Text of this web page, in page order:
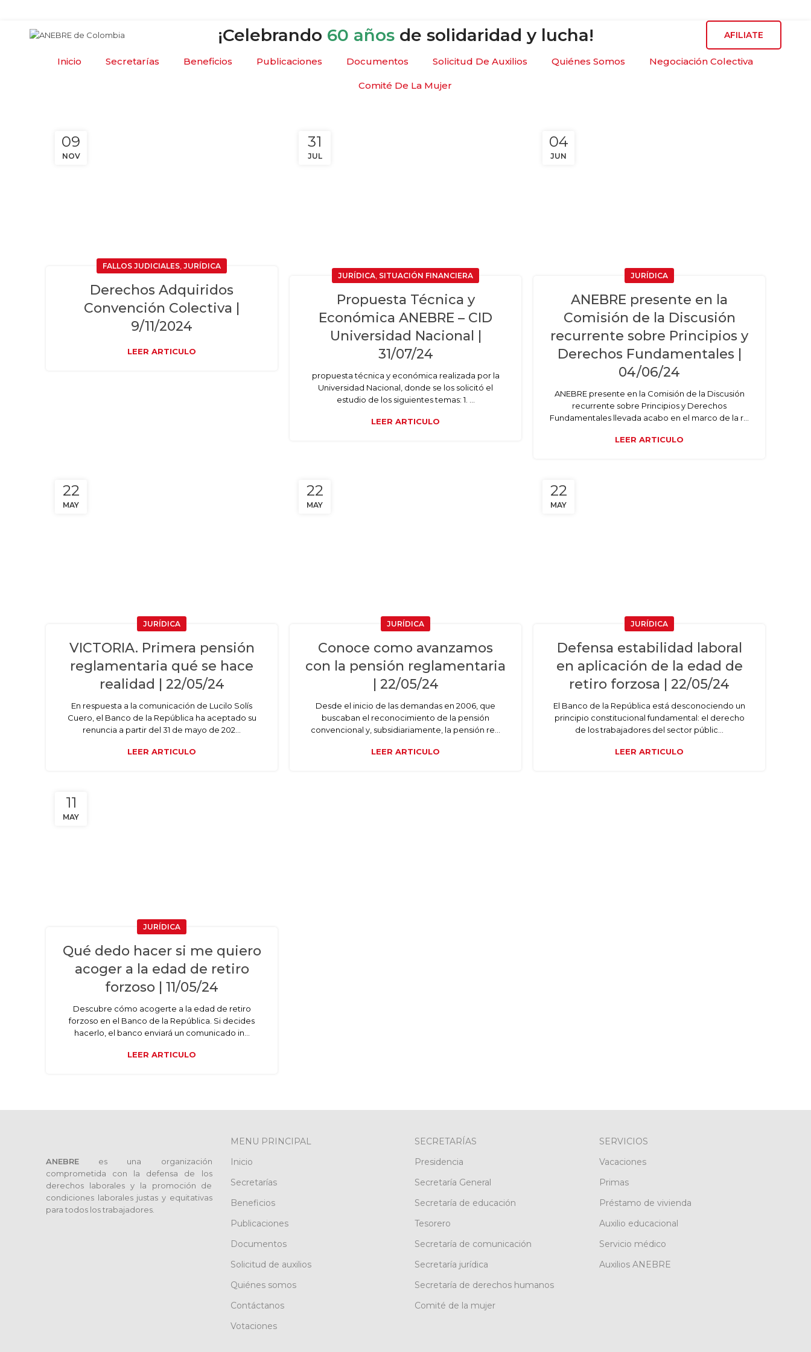
¡Celebrando 60 años de solidaridad y lucha! AFILIATE
Inicio Secretarías Beneficios Publicaciones Documentos Solicitud De Auxilios Quiénes Somos Negociación Colectiva
Comité De La Mujer
09
NOV
FALLOS JUDICIALES JURÍDICA
Derechos Adquiridos
Convención Colectiva |
9/11/2024
LEER ARTICULO
31
JUL
JURÍDICA SITUACIÓN FINANCIERA
Propuesta Técnica y
Económica ANEBRE – CID
Universidad Nacional |
31/07/24
propuesta técnica y económica realizada por la
Universidad Nacional, donde se los solicitó el
estudio de los siguientes temas: 1. ...
LEER ARTICULO
04
JUN
JURÍDICA
ANEBRE presente en la
Comisión de la Discusión
recurrente sobre Principios y
Derechos Fundamentales |
04/06/24
ANEBRE presente en la Comisión de la Discusión
recurrente sobre Principios y Derechos
Fundamentales llevada acabo en el marco de la r...
LEER ARTICULO
22
MAY
JURÍDICA
VICTORIA. Primera pensión
reglamentaria qué se hace
realidad | 22/05/24
En respuesta a la comunicación de Lucilo Solís
Cuero, el Banco de la República ha aceptado su
renuncia a partir del 31 de mayo de 202...
LEER ARTICULO
22
MAY
JURÍDICA
Conoce como avanzamos
con la pensión reglamentaria
| 22/05/24
Desde el inicio de las demandas en 2006, que
buscaban el reconocimiento de la pensión
convencional y, subsidiariamente, la pensión re...
LEER ARTICULO
22
MAY
JURÍDICA
Defensa estabilidad laboral
en aplicación de la edad de
retiro forzosa | 22/05/24
El Banco de la República está desconociendo un
principio constitucional fundamental: el derecho
de los trabajadores del sector públic...
LEER ARTICULO
11
MAY
JURÍDICA
Qué dedo hacer si me quiero
acoger a la edad de retiro
forzoso | 11/05/24
Descubre cómo acogerte a la edad de retiro
forzoso en el Banco de la República. Si decides
hacerlo, el banco enviará un comunicado in...
LEER ARTICULO
ANEBRE es una organización
comprometida con la defensa de los
derechos laborales y la promoción de
condiciones laborales justas y equitativas
para todos los trabajadores.
MENU PRINCIPAL
Inicio
Secretarías
Beneficios
Publicaciones
Documentos
Solicitud de auxilios
Quiénes somos
Contáctanos
Votaciones
SECRETARÍAS
Presidencia
Secretaría General
Secretaría de educación
Tesorero
Secretaría de comunicación
Secretaría jurídica
Secretaría de derechos humanos
Comité de la mujer
SERVICIOS
Vacaciones
Primas
Préstamo de vivienda
Auxilio educacional
Servicio médico
Auxilios ANEBRE